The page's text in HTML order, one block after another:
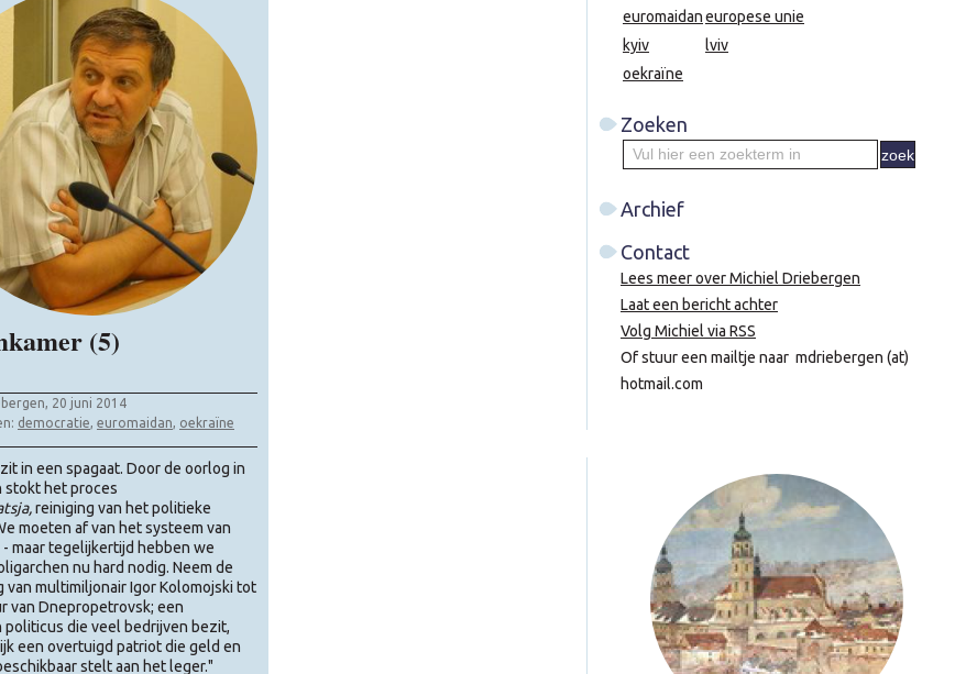
(5)
20 juni 2014
democratie, euromaidan, oekraïne
in een spagaat. Door de oorlog in
stokt het proces
reiniging van het politieke
moeten af van het systeem van
maar tegelijkertijd hebben we
nu hard nodig. Neem de
van multimiljonair Igor Kolomojski tot
van Dnepropetrovsk; een
politicus die veel bedrijven bezit,
een overtuigd patriot die geld en
stelt aan het leger."
euromaidaneuropese unie
kyiv
lviv
oekraïne
Zoeken
Archief
Contact
Lees meer over Michiel Driebergen
Laat een bericht achter
Volg Michiel via RSS
Of stuur een mailtje naar mdriebergen (at)
hotmail.com